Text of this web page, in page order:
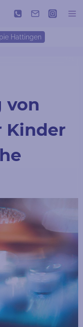
Hattingen
von